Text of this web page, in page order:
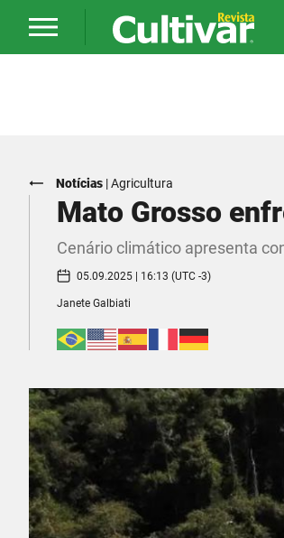
Notícias |Agricultura
Mato Grosso
Cenário climático apresenta
05.09.2025 | 16:13 (UTC -3)
Janete Galbiati